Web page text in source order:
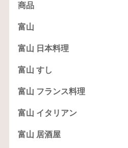
商品
富山
富山 日本料理
富山 すし
富山 フランス料理
富山 イタリアン
富山 居酒屋